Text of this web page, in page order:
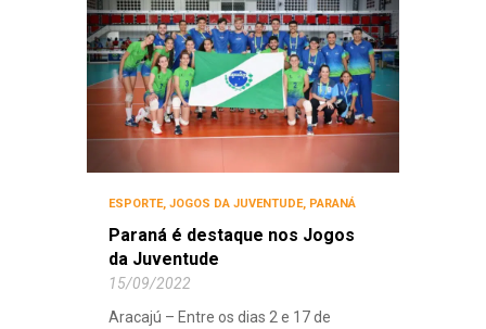
ESPORTE, JOGOS DA JUVENTUDE, PARANÁ
Paraná é destaque nos Jogos
da Juventude
15/09/2022
Aracajú – Entre os dias 2 e 17 de